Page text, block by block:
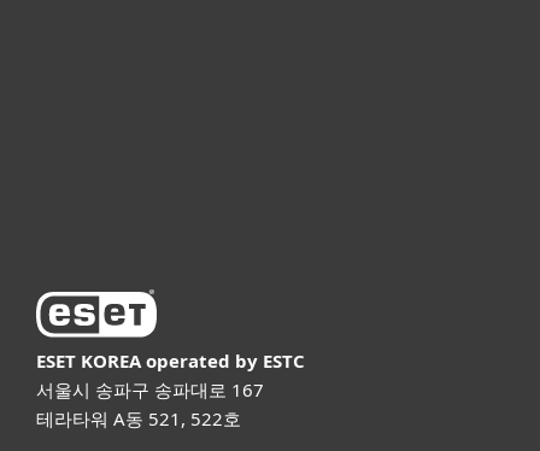
ESET KOREA operated by ESTC
서울시 송파구 송파대로 167
테라타워 A동 521, 522호